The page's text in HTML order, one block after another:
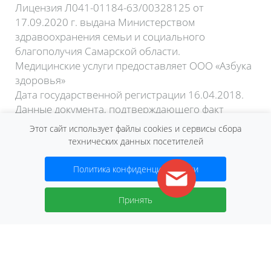
Лицензия Л041-01184-63/00328125 от
17.09.2020 г. выдана Министерством
здравоохранения семьи и социального
благополучия Самарской области.
Медицинские услуги предоставляет ООО «Азбука
здоровья»
Дата государственной регистрации 16.04.2018.
Данные документа, подтверждающего факт
внесения сведений о юридическом лице в
Единый государственный реестр юридических
Лист записи ЕГРЮЛ форма №Р50007 от 15
апреля 2020 года.Договор оферты
2026 © Сеть клиник «Нева»
Этот сайт использует файлы cookies и сервисы сбора
технических данных посетителей
Политика конфиденциальности
Принять